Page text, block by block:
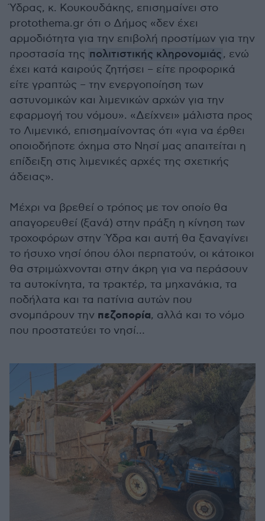
Ύδρας, κ. Κουκουδάκης, επισημαίνει στο
protothema.gr ότι ο Δήμος «δεν έχει
αρμοδιότητα για την επιβολή προστίμων για την
προστασία της πολιτιστικής κληρονομιάς, ενώ
έχει κατά καιρούς ζητήσει – είτε προφορικά
είτε γραπτώς – την ενεργοποίηση των
αστυνομικών και λιμενικών αρχών για την
εφαρμογή του νόμου». «Δείχνει» μάλιστα προς
το Λιμενικό, επισημαίνοντας ότι «για να έρθει
οποιοδήποτε όχημα στο Νησί μας απαιτείται η
επίδειξη στις λιμενικές αρχές της σχετικής
άδειας».
Μέχρι να βρεθεί ο τρόπος με τον οποίο θα
απαγορευθεί (ξανά) στην πράξη η κίνηση των
τροχοφόρων στην Ύδρα και αυτή θα ξαναγίνει
το ήσυχο νησί όπου όλοι περπατούν, οι κάτοικοι
θα στριμώχνονται στην άκρη για να περάσουν
τα αυτοκίνητα, τα τρακτέρ, τα μηχανάκια, τα
ποδήλατα και τα πατίνια αυτών που
σνομπάρουν την πεζοπορία, αλλά και το νόμο
που προστατεύει το νησί…